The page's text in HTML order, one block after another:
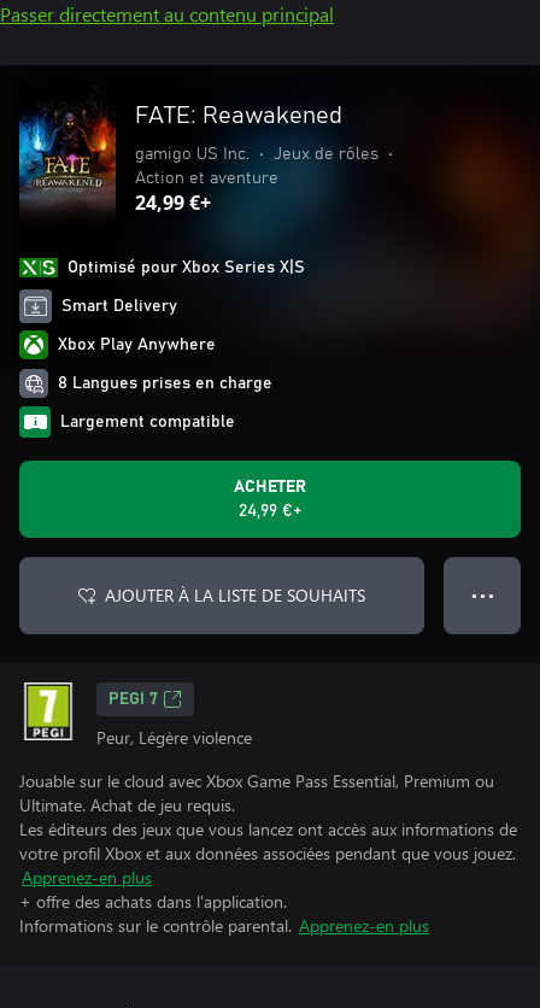
Passer directement au contenu principal
FATE: Reawakened
gamigo US Inc. • Jeux de rôles
•
Action et aventure
24,99 €+
Optimisé pour Xbox Series X|S
Smart Delivery
Xbox Play Anywhere
8 Langues prises en charge
Largement compatible
ACHETER
24,99 €+
AJOUTER À LA LISTE DE SOUHAITS ● ● ●
PEGI 7
Peur, Légère violence
Jouable sur le cloud avec Xbox Game Pass Essential, Premium ou
Ultimate. Achat de jeu requis.
Les éditeurs des jeux que vous lancez ont accès aux informations de
votre profil Xbox et aux données associées pendant que vous jouez.
Apprenez-en plus
+ offre des achats dans l'application.
Informations sur le contrôle parental. Apprenez-en plus